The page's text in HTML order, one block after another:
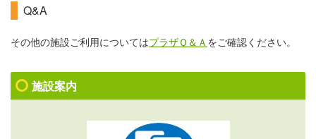
Q&A
その他の施設ご利用についてはプラザＱ＆Ａ をご確認ください。
施設案内